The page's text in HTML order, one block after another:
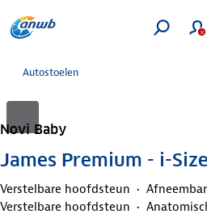
Autostoelen
Novi Baby
James Premium - i-
Verstelbare hoofdsteun
Verstelbare hoofdsteun